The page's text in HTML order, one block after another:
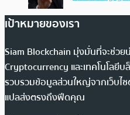
เป้าหมายของเรา
Siam Blockchain มุ่งมั่นที่จะช่วย
Cryptocurrency และเทคโนโลยี
รวบรวมข้อมูลส่วนใหญ่จากเว็บไซ
แปลส่งตรงถึงฟีดคุณ